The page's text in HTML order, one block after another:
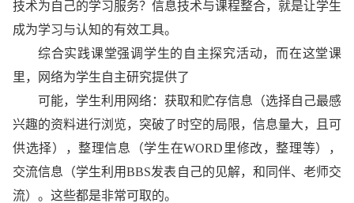
技术为自己的学习服务？信息技术与课程整合，就是让学生
成为学习与认知的有效工具。
综合实践课堂强调学生的自主探究活动，而在这堂课
里，网络为学生自主研究提供了
可能，学生利用网络：获取和贮存信息（选择自己最感
兴趣的资料进行浏览，突破了时空的局限，信息量大，且可
供选择），整理信息（学生在WORD里修改，整理等），
交流信息（学生利用BBS发表自己的见解，和同伴、老师交
流）。这些都是非常可取的。